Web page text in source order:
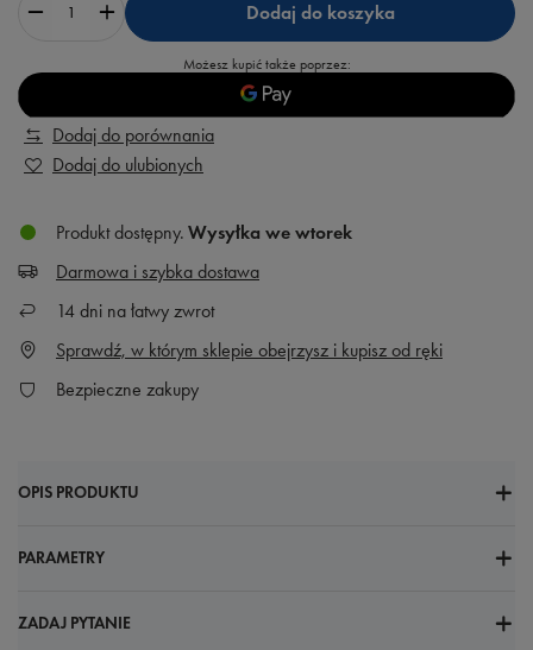
Dodaj do koszyka
Możesz kupić także poprzez:
Dodaj do porównania
Dodaj do ulubionych
Produkt dostępny Wysyłka we wtorek
Darmowa i szybka dostawa
14 dni na łatwy zwrot
Sprawdź, w którym sklepie obejrzysz i kupisz od ręki
Bezpieczne zakupy
OPIS PRODUKTU
PARAMETRY
ZADAJ PYTANIE